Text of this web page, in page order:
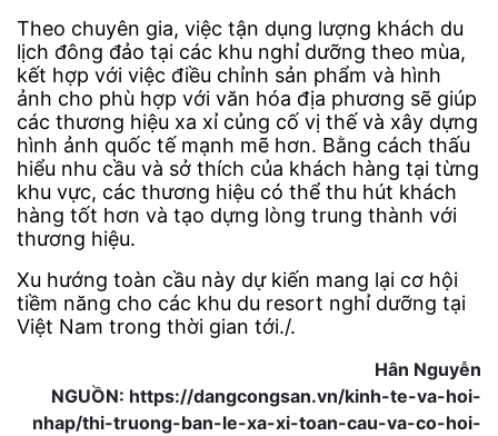
Theo chuyên gia, việc tận dụng lượng khách du
lịch đông đảo tại các khu nghỉ dưỡng theo mùa,
kết hợp với việc điều chỉnh sản phẩm và hình
ảnh cho phù hợp với văn hóa địa phương sẽ giúp
các thương hiệu xa xỉ củng cố vị thế và xây dựng
hình ảnh quốc tế mạnh mẽ hơn. Bằng cách thấu
hiểu nhu cầu và sở thích của khách hàng tại từng
khu vực, các thương hiệu có thể thu hút khách
hàng tốt hơn và tạo dựng lòng trung thành với
thương hiệu.
Xu hướng toàn cầu này dự kiến mang lại cơ hội
tiềm năng cho các khu du resort nghỉ dưỡng tại
Việt Nam trong thời gian tới./.
Hân Nguyễn
NGUỒN: https://dangcongsan.vn/kinh-te-va-hoi-
nhap/thi-truong-ban-le-xa-xi-toan-cau-va-co-hoi-